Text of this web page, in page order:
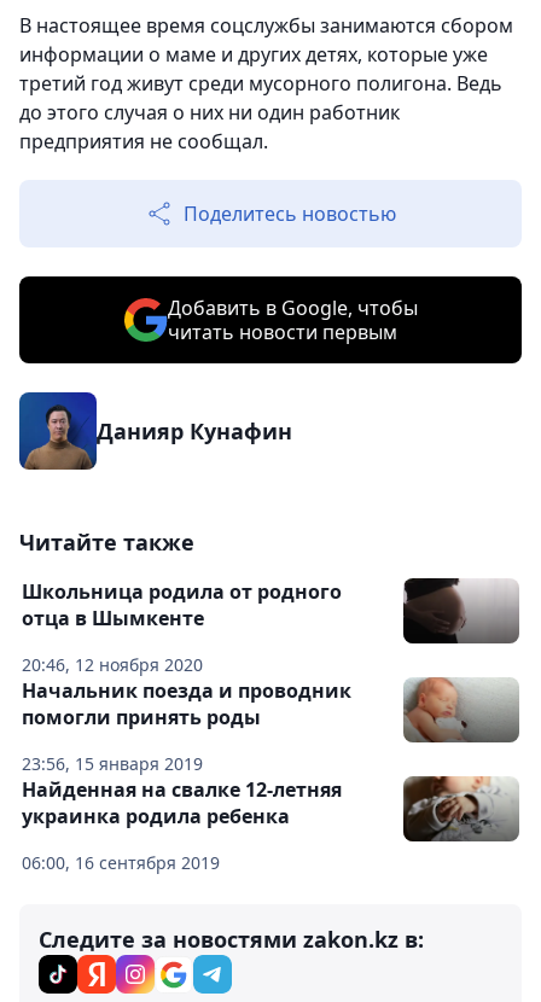
В настоящее время соцслужбы занимаются сбором
информации о маме и других детях, которые уже
третий год живут среди мусорного полигона. Ведь
до этого случая о них ни один работник
предприятия не сообщал.
Поделитесь новостью
Добавить в Google, чтобы
читать новости первым
Данияр Кунафин
Читайте также
20:46, 12 ноября 2020
Школьница родила от родного
отца в Шымкенте
23:56, 15 января 2019
Начальник поезда и проводник
помогли принять роды
06:00, 16 сентября 2019
Найденная на свалке 12-летняя
украинка родила ребенка
Следите за новостями zakon.kz в: